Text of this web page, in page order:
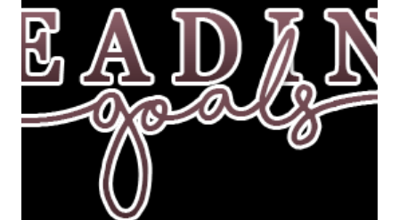
challenge un po' particolare perché ogni libro letto può
ricoprire più di un obiettivo. Riportandovi l'esempio che ho
fatto nell'altro post, se leggo un libro horror sulle sirene
scritto dal mio autore preferito, tecnicamente ho già
completato tre degli obiettivi della mia lista . Non importa
leggere 345.453.312 libri, ma maturare come lettore,
uscendo fuori dalla propria comfort zone. Come
partecipare Per partecipare non dovete fare altro che